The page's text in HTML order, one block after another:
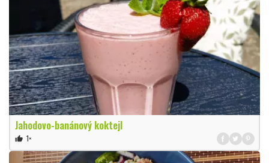
Jahodovo-banánový koktejl
thumb_up 1×